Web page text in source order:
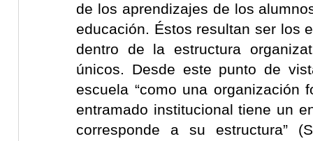
de los aprendizajes de los
educación. Éstos resultan ser los
dentro de la estructura
únicos. Desde este punto de
escuela “como una organización
entramado institucional tiene un
corresponde a su estructura”